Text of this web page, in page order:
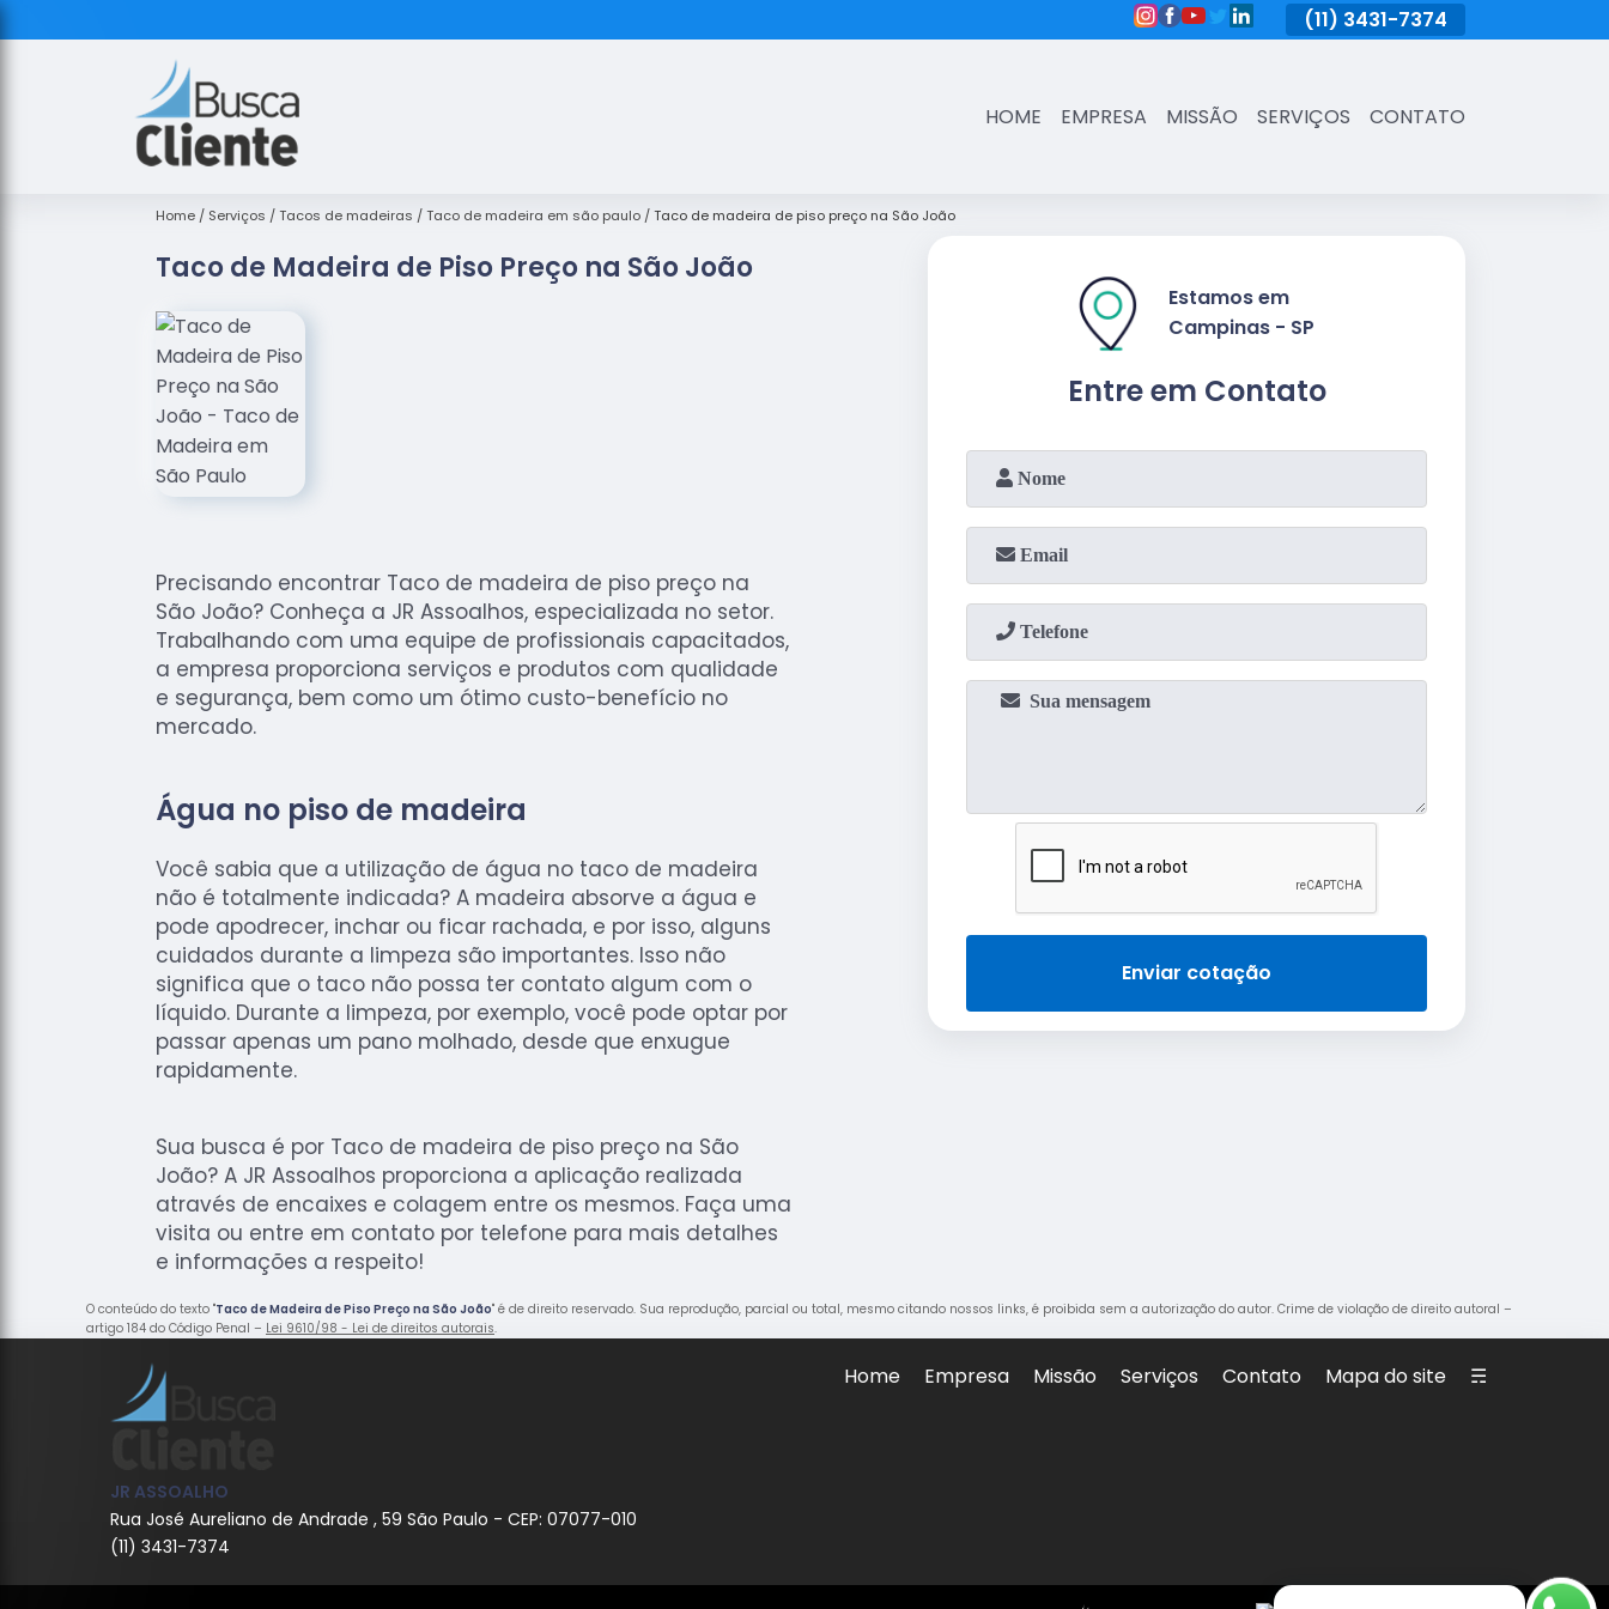
3431-7374 (11) 3431-7374
HOME EMPRESA MISSÃO SERVIÇOS CONTATO
Home Serviços Tacos de madeiras Taco de madeira em são paulo Taco de madeira de piso preço na São João
Taco de Madeira de Piso Preço na São João
Precisando encontrar Taco de madeira de piso preço na
São João? Conheça a JR Assoalhos, especializada no setor.
Trabalhando com uma equipe de profissionais capacitados,
a empresa proporciona serviços e produtos com qualidade
e segurança, bem como um ótimo custo-benefício no
mercado.
Água no piso de madeira
Você sabia que a utilização de água no taco de madeira
não é totalmente indicada? A madeira absorve a água e
pode apodrecer, inchar ou ficar rachada, e por isso, alguns
cuidados durante a limpeza são importantes. Isso não
significa que o taco não possa ter contato algum com o
líquido. Durante a limpeza, por exemplo, você pode optar por
passar apenas um pano molhado, desde que enxugue
rapidamente.
Sua busca é por Taco de madeira de piso preço na São
João? A JR Assoalhos proporciona a aplicação realizada
através de encaixes e colagem entre os mesmos. Faça uma
visita ou entre em contato por telefone para mais detalhes
e informações a respeito!
Entre em Contato
Estamos em
Campinas - SP
Enviar cotação
O conteúdo do texto "Taco de Madeira de Piso Preço na São João" é de direito reservado. Sua reprodução, parcial ou total, mesmo citando nossos links, é proibida sem a autorização do autor. Crime de violação de direito autoral –
artigo 184 do Código Penal – Lei 9610/98 - Lei de direitos autorais.
JR ASSOALHO
Rua José Aureliano de Andrade , 59 São Paulo - CEP: 07077-010
(11) 3431-7374
Home Empresa Missão Serviços Contato Mapa do site ☴